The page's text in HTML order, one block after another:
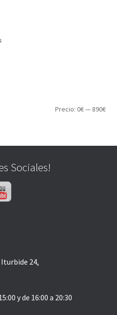
Precio:0€— 890€
Sociales!
24,
y de 16:00 a 20:30